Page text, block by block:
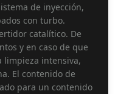
de inyección,
con turbo.
catalítico. De
y en caso de que
limpieza intensiva,
El contenido de
para un contenido